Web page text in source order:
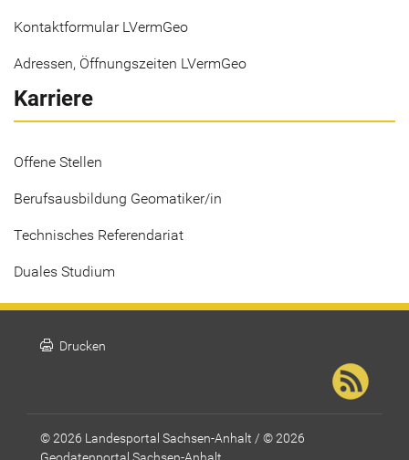
Kontaktformular LVermGeo
Adressen, Öffnungszeiten LVermGeo
Karriere
Offene Stellen
Berufsausbildung Geomatiker/in
Technisches Referendariat
Duales Studium
print Drucken
© 2026 Landesportal Sachsen-Anhalt / © 2026